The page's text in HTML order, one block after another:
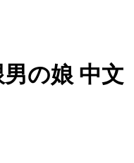
の娘 中文